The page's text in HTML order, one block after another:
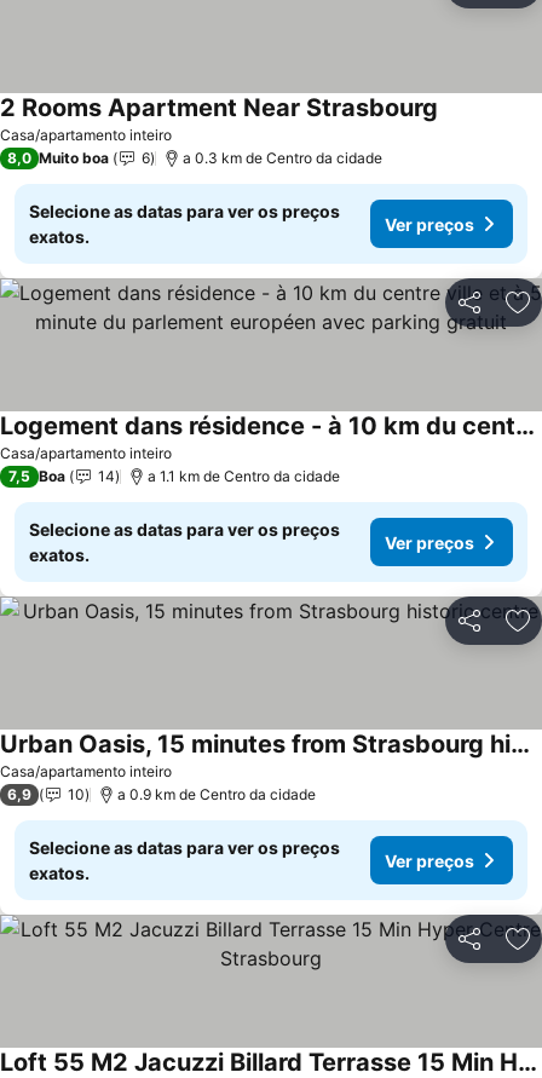
Casa/apartamento inteiro
2 Rooms Apartment Near Strasbourg
8,0 Muito boa 6 a 0.3 km de Centro da cidade
Selecione as datas para ver os preços
exatos.
Ver preços
Partilhar
Casa/apartamento inteiro
Logement dans résidence - à 10 km du centre ville et à 5 minute du parlement européen avec parking gratuit
Ver preços
7,5 Boa 14 a 1.1 km de Centro da cidade
Selecione as datas para ver os preços
exatos.
Ver preços
Partilhar
Casa/apartamento inteiro
Urban Oasis, 15 minutes from Strasbourg historic centre
Ver preços
6,9 10 a 0.9 km de Centro da cidade
Selecione as datas para ver os preços
exatos.
Ver preços
Partilhar
Loft 55 M2 Jacuzzi Billard Terrasse 15 Min Hyper Centre Strasbourg